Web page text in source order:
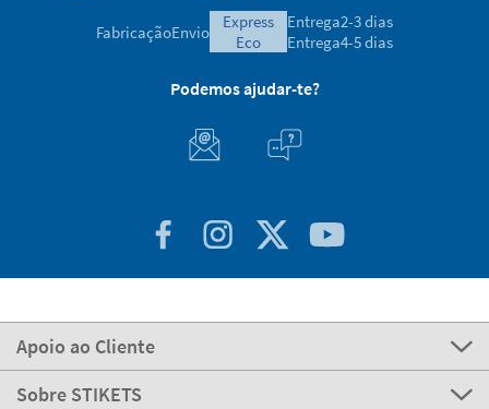
FabricaçãoEnvio
express
eco
Entrega2-3 dias
Entrega4-5 dias
Podemos ajudar-te?
Apoio ao Cliente
Sobre STIKETS